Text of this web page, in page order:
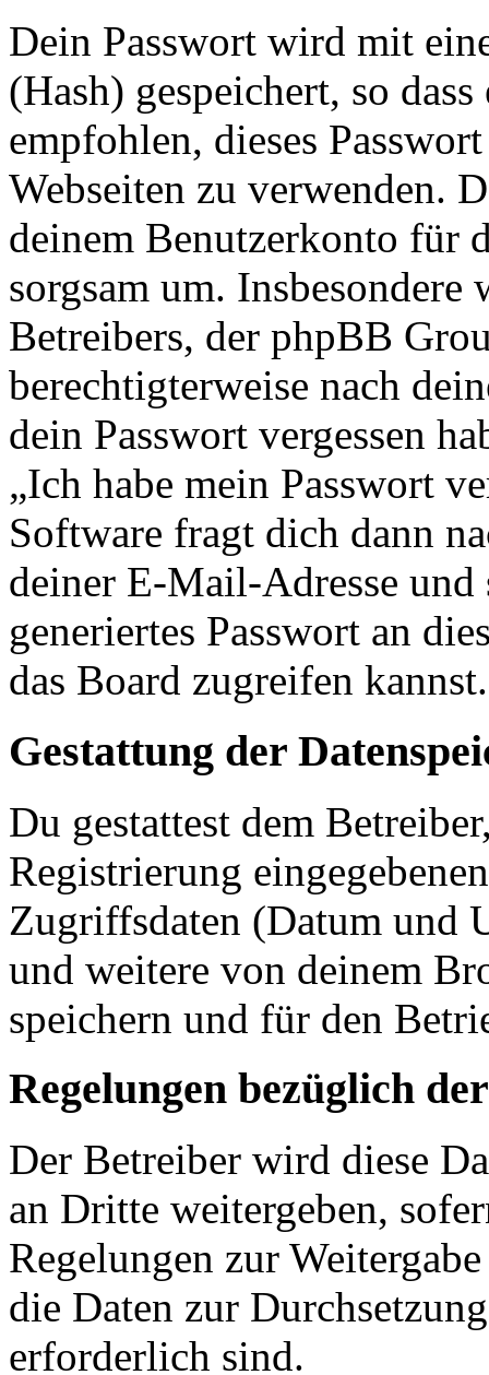
Dein Passwort wird mit
(Hash) gespeichert, so
empfohlen, dieses
Webseiten zu verwenden.
deinem Benutzerkonto für
sorgsam um.
Betreibers, der phpBB
berechtigterweise nach
dein Passwort vergessen
„Ich habe mein Passwort
Software fragt dich dann
deiner E-Mail-Adresse und
generiertes Passwort an
das Board zugreifen kannst.
Gestattung der
Du gestattest dem
Registrierung
Zugriffsdaten (Datum und
und weitere von deinem
speichern und für den
Regelungen bezüglich
Der Betreiber wird diese
an Dritte weitergeben,
Regelungen zur
die Daten zur
erforderlich sind.